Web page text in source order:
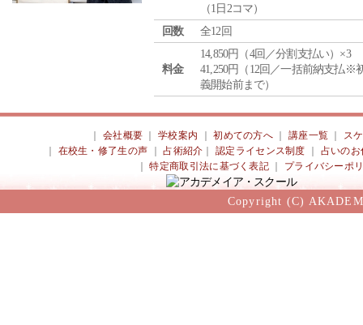
（1日2コマ）
回数
全12回
料金
14,850円（4回／分割支払い）×3
41,250円（12回／一括前納支払※
義開始前まで）
会社概要 ｜学校案内 ｜初めての方へ 講座一覧
ス
在校生・修了生の声 ｜占術紹介 ｜認定ライセンス制度
占いのお
｜特定商取引法に基づく表記 プライバシーポ
Copyright (C)